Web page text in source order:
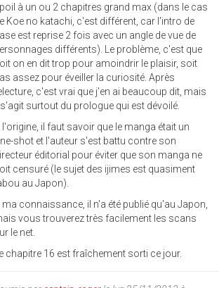
à un ou 2 chapitres grand max (dans le cas
Koe no katachi, c'est différent, car l'intro de
est reprise 2 fois avec un angle de vue de
différents). Le problème, c'est que
on en dit trop pour amoindrir le plaisir, soit
assez pour éveiller la curiosité. Après
c'est vrai que j'en ai beaucoup dit, mais
surtout du prologue qui est dévoilé.
l'origine, il faut savoir que le manga était un
shot et l'auteur s'est battu contre son
éditorial pour éviter que son manga ne
censuré (le sujet des ijimes est quasiment
au Japon).
ma connaissance, il n'a été publié qu'au Japon,
vous trouverez très facilement les scans
le net.
Le chapitre 16 est fraîchement sorti ce jour.